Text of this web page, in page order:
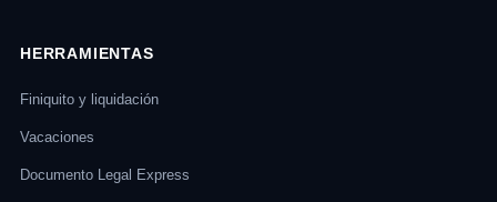
HERRAMIENTAS
Finiquito y liquidación
Vacaciones
Documento Legal Express